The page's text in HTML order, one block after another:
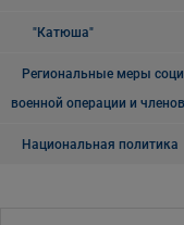
"Катюша"
Региональные меры
военной операции и
Национальная политика